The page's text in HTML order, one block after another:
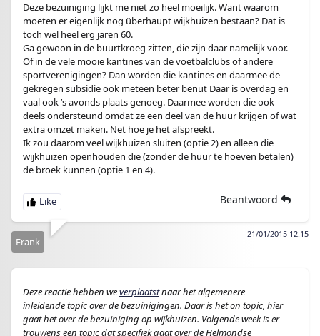
Deze bezuiniging lijkt me niet zo heel moeilijk. Want waarom
moeten er eigenlijk nog überhaupt wijkhuizen bestaan? Dat is
toch wel heel erg jaren 60.
Ga gewoon in de buurtkroeg zitten, die zijn daar namelijk voor.
Of in de vele mooie kantines van de voetbalclubs of andere
sportverenigingen? Dan worden die kantines en daarmee de
gekregen subsidie ook meteen beter benut Daar is overdag en
vaal ook ’s avonds plaats genoeg. Daarmee worden die ook
deels ondersteund omdat ze een deel van de huur krijgen of wat
extra omzet maken. Net hoe je het afspreekt.
Ik zou daarom veel wijkhuizen sluiten (optie 2) en alleen die
wijkhuizen openhouden die (zonder de huur te hoeven betalen)
de broek kunnen (optie 1 en 4).
Beantwoord
21/01/2015 12:15
Frank
Deze reactie hebben weverplaatstnaar het algemenere
inleidende topic over de bezuinigingen. Daar is het on topic, hier
gaat het over de bezuiniging op wijkhuizen. Volgende week is er
trouwens een topic dat specifiek gaat over de Helmondse